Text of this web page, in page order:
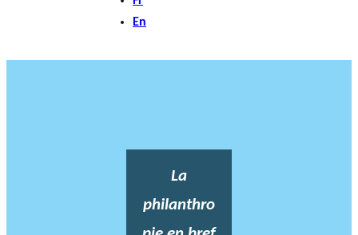
En
La
philanthro